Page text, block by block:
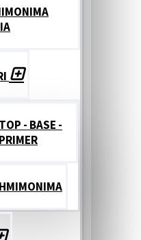
TOP - BASE -
PRIMER
ΗΜΙΜΟΝΙΜΑ